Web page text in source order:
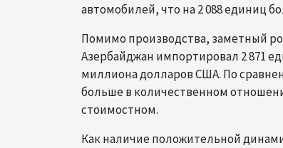
автомобилей, что на 2 088 единиц
Помимо производства, заметный
Азербайджан импортировал 2 871
миллиона долларов США. По
больше в количественном
стоимостном.
Как наличие положительной